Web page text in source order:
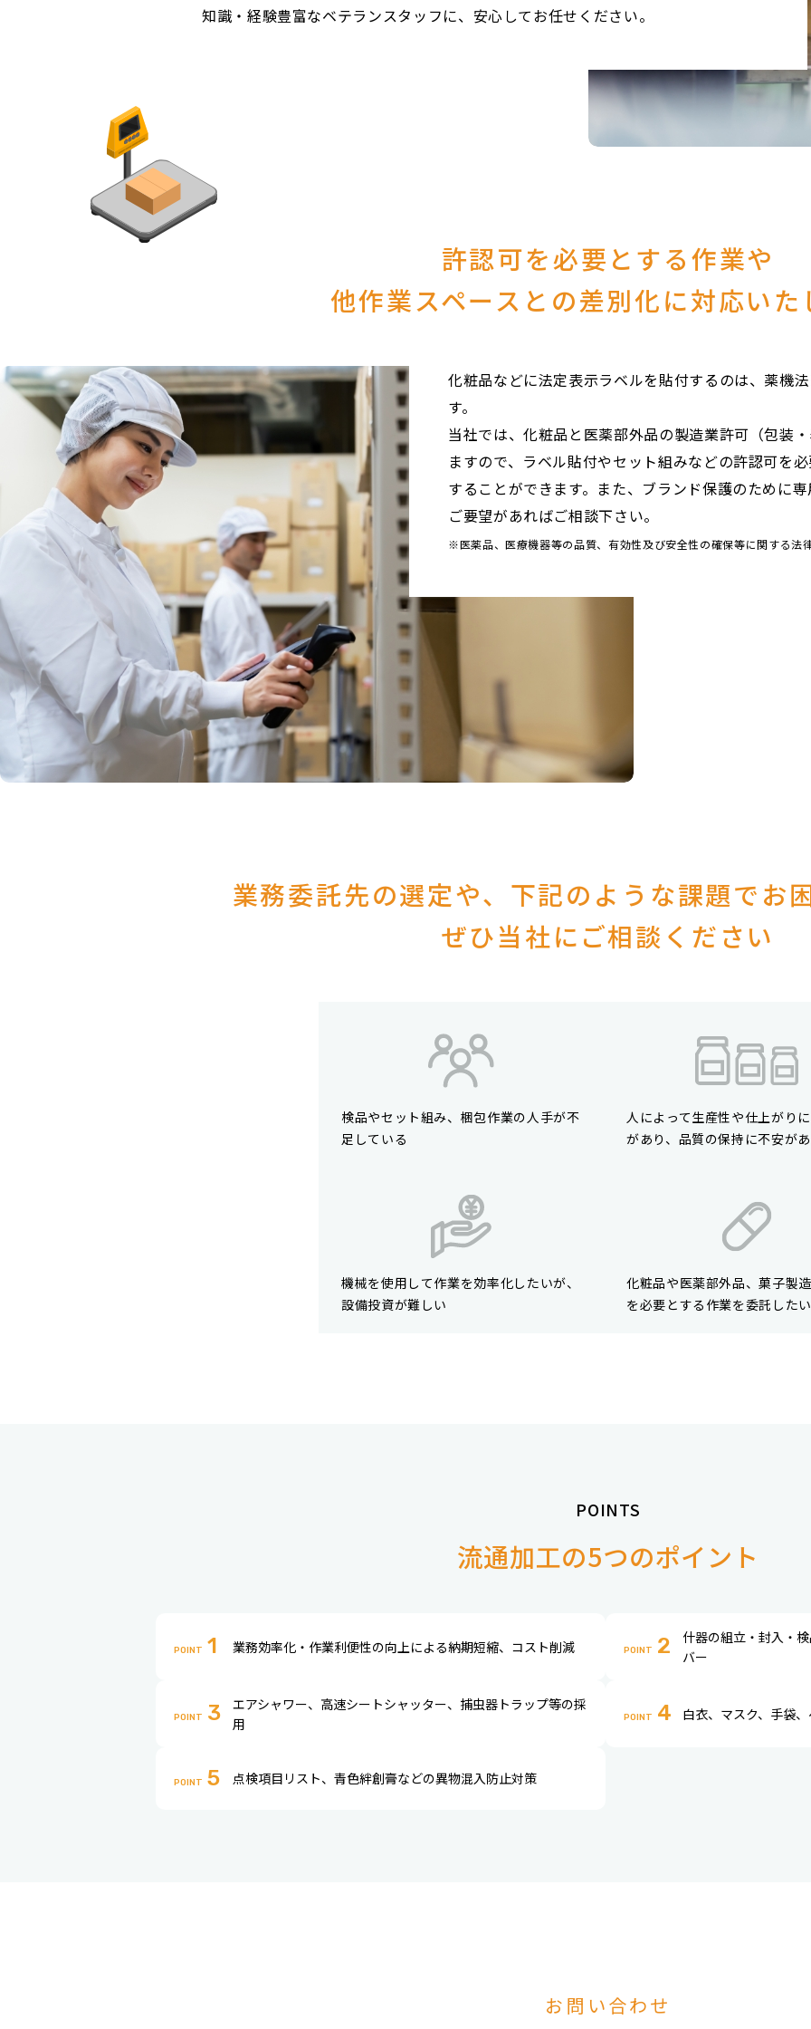
知識・経験豊富なベテランスタッフに、安心してお任せください。
許認可を必要とする作業や
他作業スペースとの差別化に対応いた
化粧品などに法定表示ラベルを貼付するのは、薬機
す。
当社では、化粧品と医薬部外品の製造業許可（包装
ますので、ラベル貼付やセット組みなどの許認可を
することができます。また、ブランド保護のために
ご要望があればご相談下さい。
※医薬品、医療機器等の品質、有効性及び安全性の確保等に関する法
業務委託先の選定や、下記のような課題でお
ぜひ当社にご相談ください
検品やセット組み、梱包作業の人手が不
足している
人によって生産性や仕上がり
があり、品質の保持に不安が
機械を使用して作業を効率化したいが、
設備投資が難しい
化粧品や医薬部外品、菓子製
を必要とする作業を委託したい
POINTS
流通加工の5つのポイント
POINT 1 業務効率化・作業利便性の向上による納期短縮、コスト削減 POINT 2
什器の組立・封入・
バー
POINT 3
エアシャワー、高速シートシャッター、捕虫器トラップ等の採
用
POINT 4 白衣、マスク、手袋
POINT 5 点検項目リスト、青色絆創膏などの異物混入防止対策
お問い合わせ